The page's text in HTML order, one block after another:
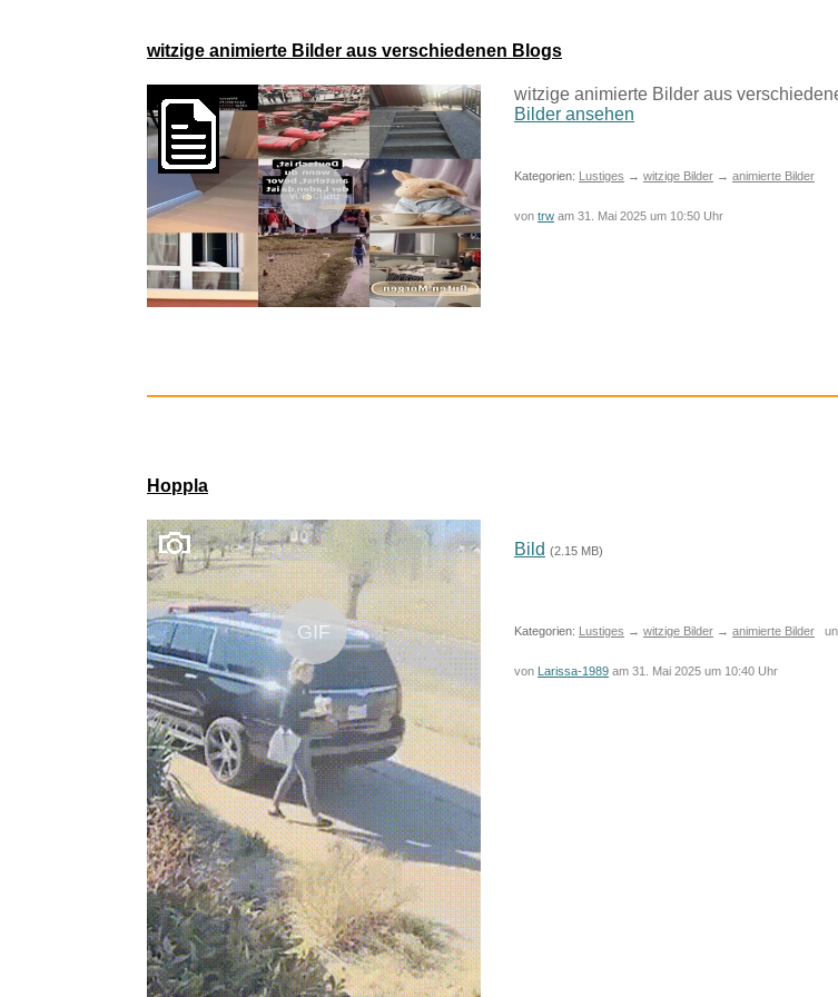
Gritin 3D Schlafmaske für...
witzige animierte Bilder aus verschiedenen Blogs
Vorschau
witzige animierte Bilder aus
Bilder ansehen
Kategorien: Lustiges → witzige Bilder → animierte Bilder
von trw am 31. Mai 2025 um 10:50 Uhr
Hoppla
GIF
Bild (2.15 MB)
Kategorien: Lustiges → witzige Bilder → animierte Bilder
von Larissa-1989 am 31. Mai 2025 um 10:40 Uhr